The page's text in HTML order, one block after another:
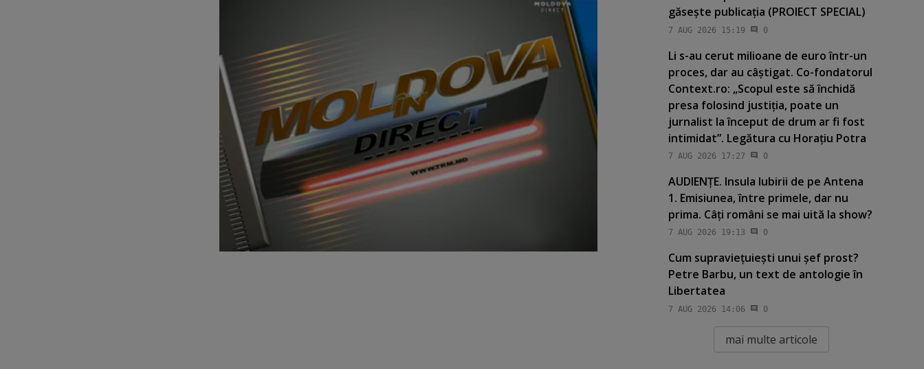
găseşte publicaţia (PROIECT SPECIAL)
7 AUG 2026 15:19 0
Li s-au cerut milioane de euro într-un
proces, dar au câştigat. Co-fondatorul
Context.ro: „Scopul este să închidă
presa folosind justiţia, poate un
jurnalist la început de drum ar fi fost
intimidat”. Legătura cu Horaţiu Potra
7 AUG 2026 17:27 0
AUDIENŢE. Insula Iubirii de pe Antena
1. Emisiunea, între primele, dar nu
prima. Câţi români se mai uită la show?
7 AUG 2026 19:13 0
Cum supravieţuieşti unui şef prost?
Petre Barbu, un text de antologie în
Libertatea
7 AUG 2026 14:06 0
mai multe articole